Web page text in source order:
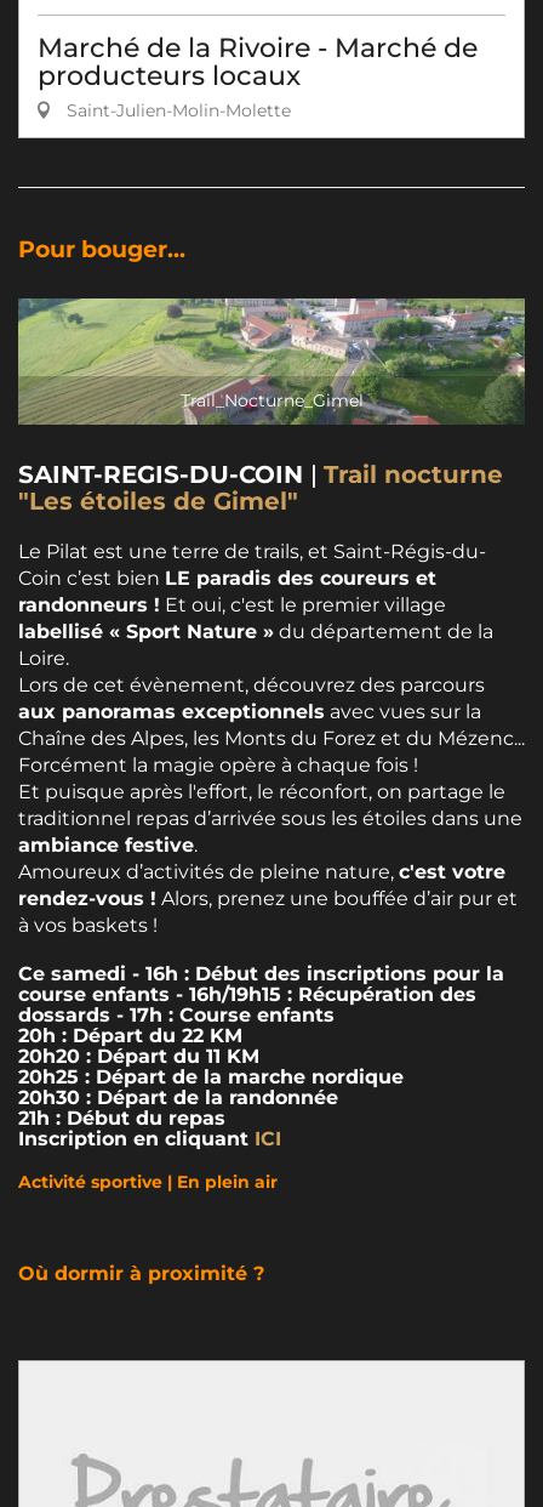
Marché de la Rivoire - Marché de
producteurs locaux
Saint-Julien-Molin-Molette
Pour bouger...
Trail_Nocturne_Gimel
SAINT-REGIS-DU-COIN | Trail nocturne
"Les étoiles de Gimel"
Le Pilat est une terre de trails, et Saint-Régis-du-
Coin c’est bien LE paradis des coureurs et
randonneurs ! Et oui, c'est le premier village
labellisé « Sport Nature » du département de la
Loire.
Lors de cet évènement, découvrez des parcours
aux panoramas exceptionnels avec vues sur la
Chaîne des Alpes, les Monts du Forez et du Mézenc...
Forcément la magie opère à chaque fois !
Et puisque après l'effort, le réconfort, on partage le
traditionnel repas d’arrivée sous les étoiles dans une
ambiance festive.
Amoureux d’activités de pleine nature, c'est votre
rendez-vous ! Alors, prenez une bouffée d’air pur et
à vos baskets !
Ce samedi - 16h : Début des inscriptions pour la
course enfants - 16h/19h15 : Récupération des
dossards - 17h : Course enfants
20h : Départ du 22 KM
20h20 : Départ du 11 KM
20h25 : Départ de la marche nordique
20h30 : Départ de la randonnée
21h : Début du repas
Inscription en cliquant ICI
Activité sportive | En plein air
Où dormir à proximité ?